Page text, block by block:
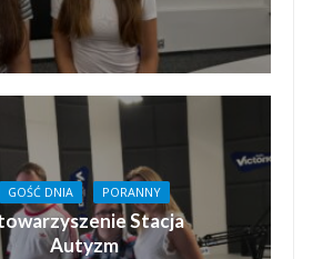
GOŚĆ DNIA PORANNY
Stacja
Autyzm